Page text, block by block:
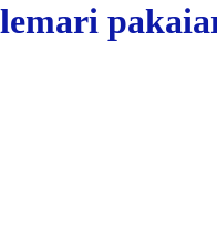
lemari